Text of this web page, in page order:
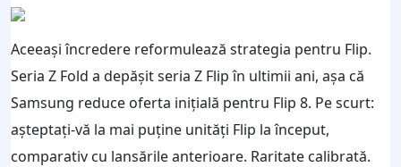
Aceeași încredere reformulează strategia pentru Flip.
Seria Z Fold a depășit seria Z Flip în ultimii ani, așa că
Samsung reduce oferta inițială pentru Flip 8. Pe scurt:
așteptați-vă la mai puține unități Flip la început,
comparativ cu lansările anterioare. Raritate calibrată.